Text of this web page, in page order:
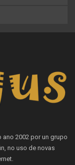
2002 por un grupo
no uso de novas